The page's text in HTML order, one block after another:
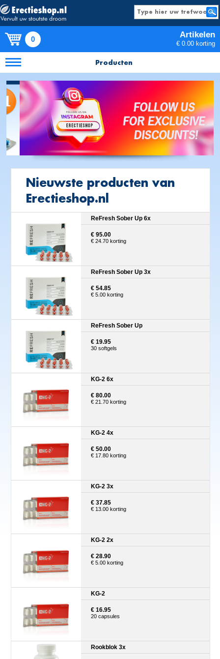
0 Artikelen
€ 0.00 korting
Producten
Nieuwste producten van
Erectieshop.nl
ReFresh Sober Up 6x
€ 95.00
€ 24.70 korting
ReFresh Sober Up 3x
€ 54.85
€ 5.00 korting
ReFresh Sober Up
€ 19.95
30 softgels
KG-2 6x
€ 80.00
€ 21.70 korting
KG-2 4x
€ 50.00
€ 17.80 korting
KG-2 3x
€ 37.85
€ 13.00 korting
KG-2 2x
€ 28.90
€ 5.00 korting
KG-2
€ 16.95
20 capsules
Rookblok 3x